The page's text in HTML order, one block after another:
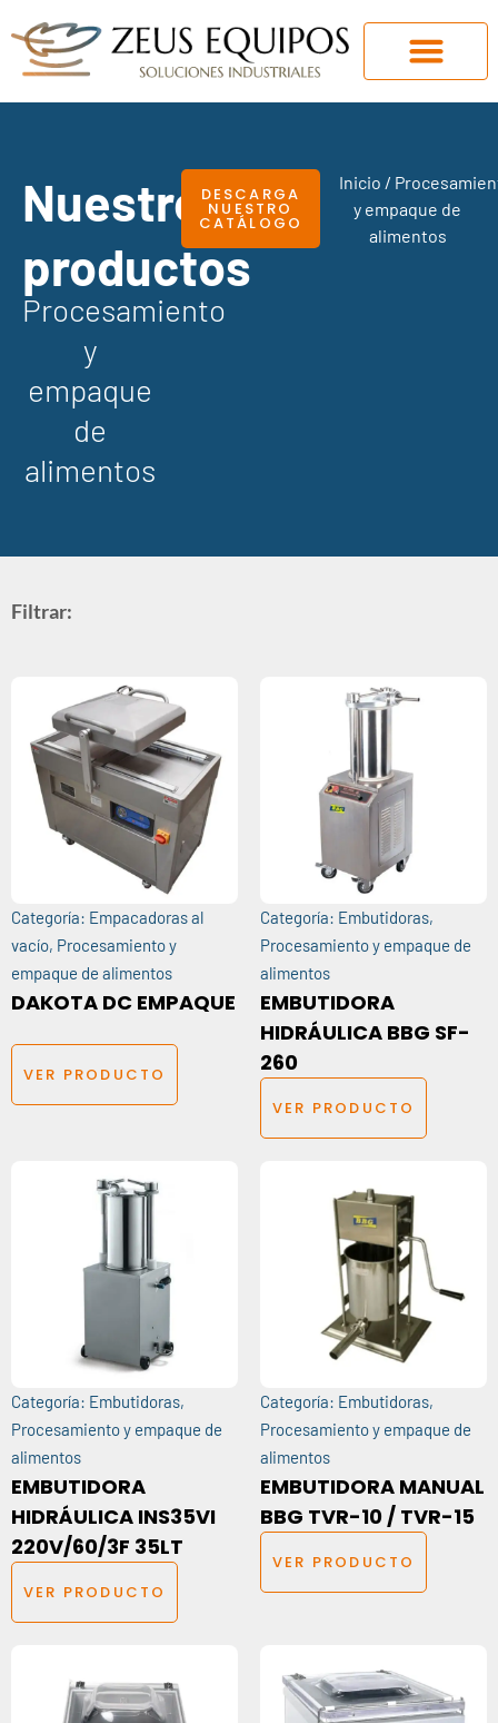
Nuestros
productos
Procesamiento
y
empaque
de
alimentos
DESCARGA
NUESTRO
CATÁLOGO
Inicio /
y empaque de
alimentos
Filtrar:
Categoría: Empacadoras al
vacío, Procesamiento y
empaque de alimentos
DAKOTA DC EMPAQUE
VER PRODUCTO
Categoría: Embutidoras,
Procesamiento y empaque de
alimentos
EMBUTIDORA
HIDRÁULICA BBG SF-
260
VER PRODUCTO
Categoría: Embutidoras,
Procesamiento y empaque de
alimentos
EMBUTIDORA
HIDRÁULICA INS35VI
220V/60/3F 35LT
VER PRODUCTO
Categoría: Embutidoras,
Procesamiento y empaque de
alimentos
EMBUTIDORA MANUAL
BBG TVR-10 / TVR-15
VER PRODUCTO